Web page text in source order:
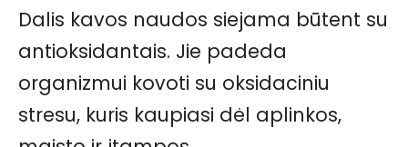
Dalis kavos naudos siejama būtent su
antioksidantais. Jie padeda
organizmui kovoti su oksidaciniu
stresu, kuris kaupiasi dėl aplinkos,